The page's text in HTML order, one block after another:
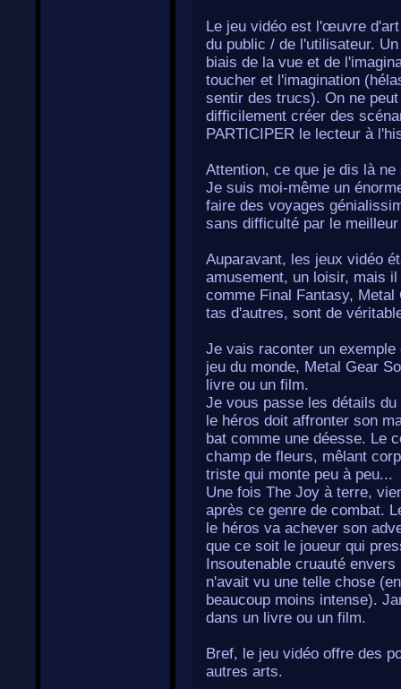
Le jeu vidéo est l'œuvre
du public / de l'utilisateur.
biais de la vue et de
toucher et l'imagination
sentir des trucs). On ne
difficilement créer des
PARTICIPER le lecteur à
Attention, ce que je dis là
Je suis moi-même un
faire des voyages
sans difficulté par le
Auparavant, les jeux vidéo
amusement, un loisir, mais
comme Final Fantasy,
tas d'autres, sont de
Je vais raconter un
jeu du monde, Metal Gear
livre ou un film.
Je vous passe les détails
le héros doit affronter son
bat comme une déesse. Le
champ de fleurs, mêlant
triste qui monte peu à peu...
Une fois The Joy à terre,
après ce genre de combat.
le héros va achever son
que ce soit le joueur qui
Insoutenable cruauté
n'avait vu une telle chose
beaucoup moins intense).
dans un livre ou un film.
Bref, le jeu vidéo offre des
autres arts.